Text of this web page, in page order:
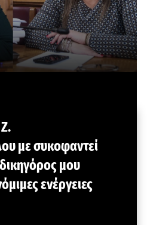
με συκοφαντεί
μου
ενέργειες